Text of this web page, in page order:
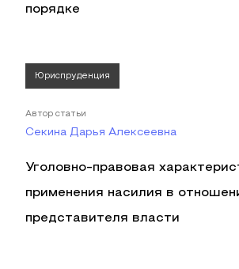
порядке
Юриспруденция
Автор статьи
Секина Дарья Алексеевна
Уголовно-правовая
применения насилия в
представителя власти